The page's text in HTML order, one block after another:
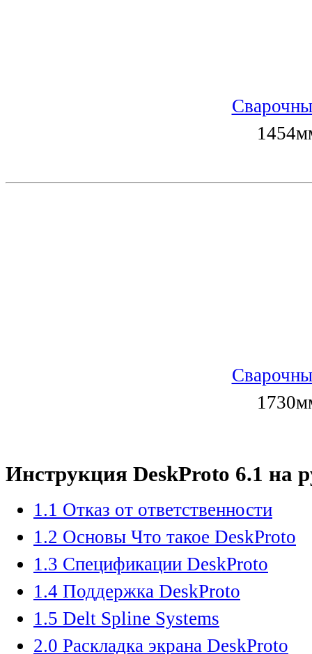
Инструкция DeskProto 6.1 на
1.1 Отказ от ответственности
1.2 Основы Что такое DeskProto
1.3 Спецификации DeskProto
1.4 Поддержка DeskProto
1.5 Delt Spline Systems
2.0 Раскладка экрана DeskProto